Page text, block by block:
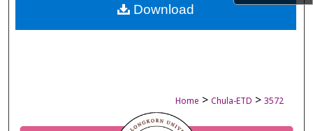
Digital Commons Network™
Home > Chula-ETD > 3572
Download